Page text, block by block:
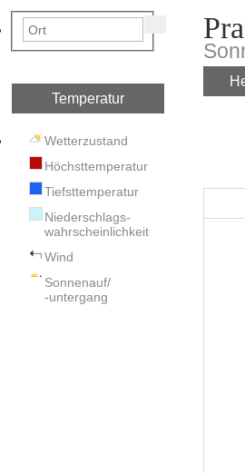
Temperatur
Wetterzustand
Höchsttemperatur
Tiefsttemperatur
Niederschlags-
wahrscheinlichkeit
Wind
Sonnenauf/
-untergang